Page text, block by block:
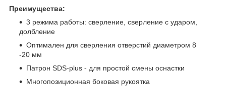
Преимущества:
3 режима работы: сверление, сверление с ударом,
долбление
Оптимален для сверления отверстий диаметром 8
-20 мм
Патрон SDS-plus - для простой смены оснастки
Многопозиционная боковая рукоятка